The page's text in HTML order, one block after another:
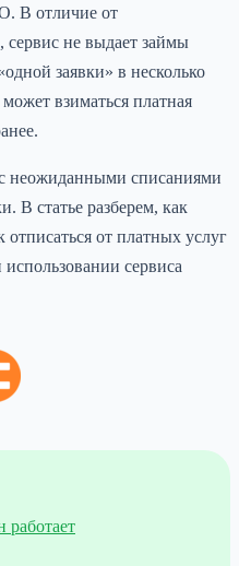
В отличие от
не выдает займы
заявки» в несколько
взиматься платная
неожиданными списаниями
В статье разберем, как
от платных услуг
сервиса
работает